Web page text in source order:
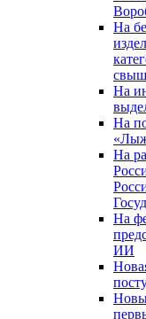
На
свыш
На
На
На
На
ИИ